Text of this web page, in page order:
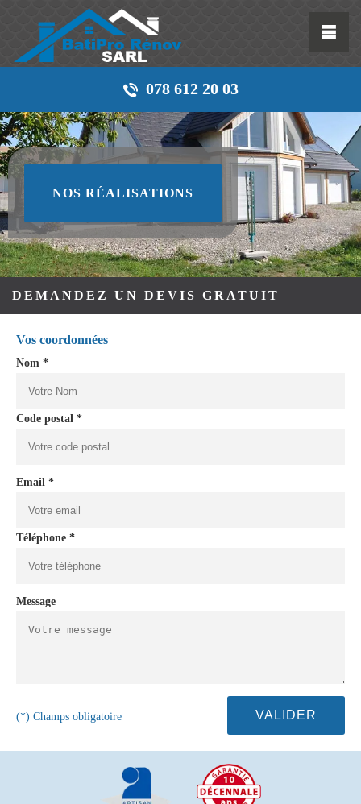
078 612 20 03
NOS RÉALISATIONS
DEMANDEZ UN DEVIS GRATUIT
Vos coordonnées
Nom *
Code postal *
Email *
Téléphone *
Message
(*) Champs obligatoire